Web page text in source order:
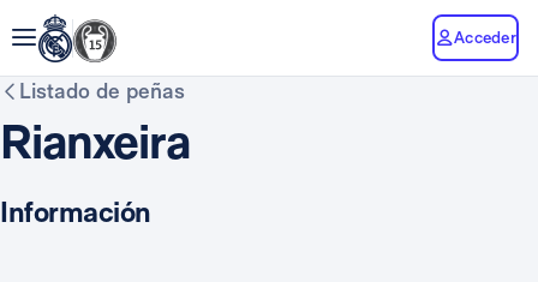
Acceder
Listado de peñas
Rianxeira
Información